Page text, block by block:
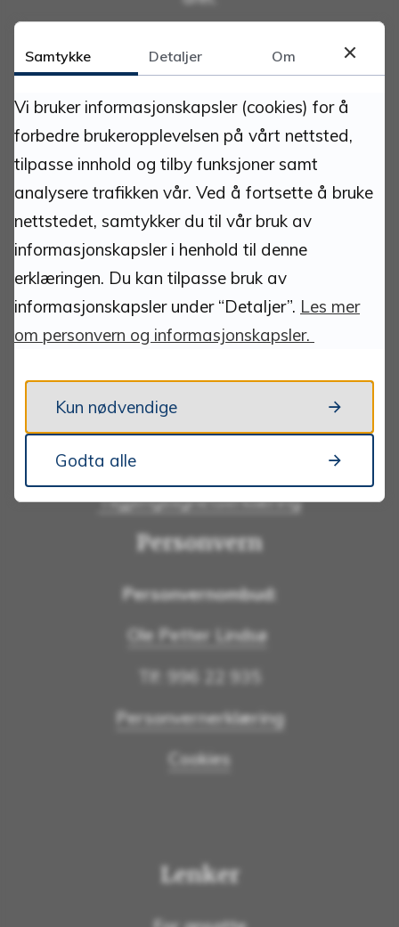
henter deg. Du kan booke tid her på vår
Om nettstedet
Ansvarlig redaktør:
Kommunedirektør
Webredaktør:
Live Mestvedthagen Ryen
Tilgjengelighetserklæring
Personvern
Personvernombud:
Ole Petter Lindsø
Tlf: 996 22 935
Personvernerklæring
Cookies
Lenker
Samtykke Detaljer Om
Vi bruker informasjonskapsler (cookies) for å
forbedre brukeropplevelsen på vårt nettsted,
tilpasse innhold og tilby funksjoner samt
analysere trafikken vår. Ved å fortsette å bruke
nettstedet, samtykker du til vår bruk av
informasjonskapsler i henhold til denne
erklæringen. Du kan tilpasse bruk av
informasjonskapsler under “Detaljer”. Les mer
om personvern og informasjonskapsler.
Kun nødvendige
Godta alle